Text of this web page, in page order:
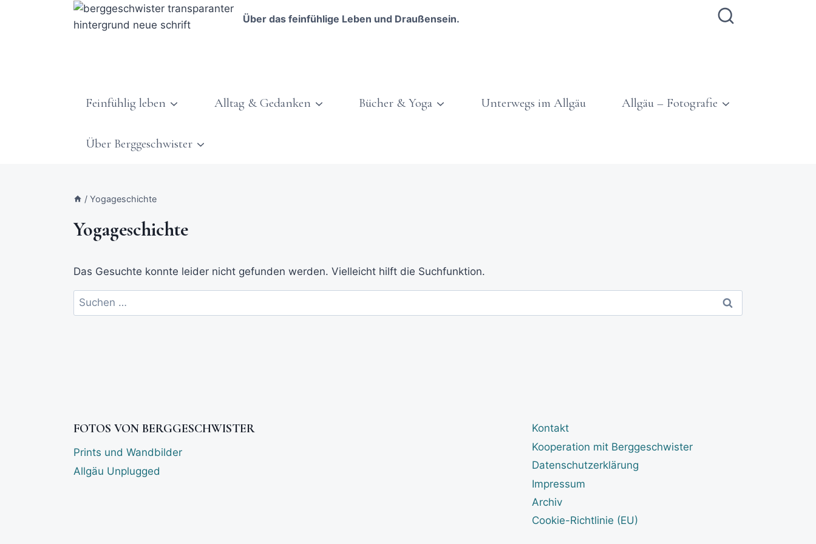
Über das feinfühlige Leben und Draußensein.
Feinfühlig leben Alltag & Gedanken Bücher & Yoga Unterwegs im Allgäu Allgäu – Fotografie
Über Berggeschwister
/ Yogageschichte
Yogageschichte
Das Gesuchte konnte leider nicht gefunden werden. Vielleicht hilft die Suchfunktion.
FOTOS VON BERGGESCHWISTER
Prints und Wandbilder
Allgäu Unplugged
Kontakt
Kooperation mit Berggeschwister
Datenschutzerklärung
Impressum
Archiv
Cookie-Richtlinie (EU)